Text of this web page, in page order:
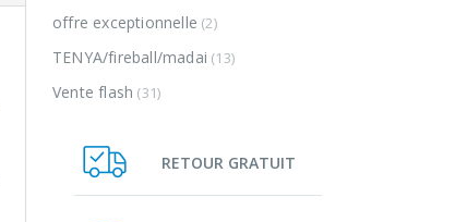
offre exceptionnelle (2)
TENYA/fireball/madai (13)
Vente flash (31)
RETOUR GRATUIT